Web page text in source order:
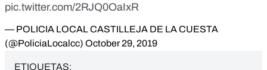
pic.twitter.com/2RJQ0OaIxR
— POLICIA LOCAL CASTILLEJA DE LA CUESTA
(@PoliciaLocalcc) October 29, 2019
ETIQUETAS: